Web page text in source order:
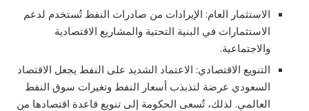
الاستثمار العام: الإيرادات من صادرات النفط تُستخدم لدعم
الاستثمارات في البنية التحتية والمشاريع الاقتصادية
والاجتماعية.
التنويع الاقتصادي: الاعتماد الشديد على النفط يجعل الاقتصاد
السعودي عرضة لتذبذب أسعار النفط وتغيرات سوق النفط
العالمي. لذلك، تُسعى الحكومة إلى تنويع قاعدة اقتصادها من